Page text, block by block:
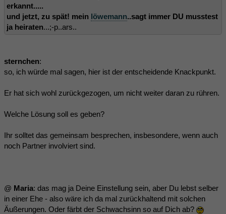
erkannt.....
und jetzt, zu spät! mein löwemann..sagt immer DU musstest
ja heiraten...;-p..ars..
sternchen:
so, ich würde mal sagen, hier ist der entscheidende Knackpunkt.
Er hat sich wohl zurückgezogen, um nicht weiter daran zu rühren.
Welche Lösung soll es geben?
Ihr solltet das gemeinsam besprechen, insbesondere, wenn auch
noch Partner involviert sind.
@ Maria: das mag ja Deine Einstellung sein, aber Du lebst selber
in einer Ehe - also wäre ich da mal zurückhaltend mit solchen
Äußerungen. Oder färbt der Schwachsinn so auf Dich ab?